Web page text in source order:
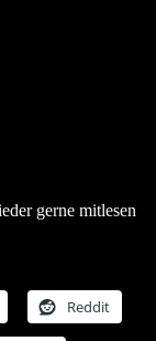
gerne mitlesen
Reddit